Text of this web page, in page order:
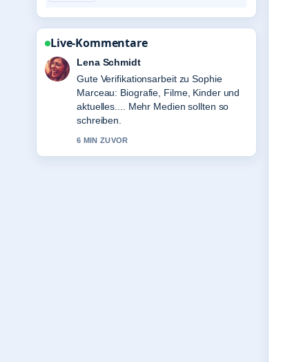
Live-Kommentare
Felix Meyer
Starke Einordnung zu Klaas Heufer-
Umlauf: Kinder, Partnerin &#038;
Vermögen. Das ist die klarste
Zusammenfassung, die ich heute